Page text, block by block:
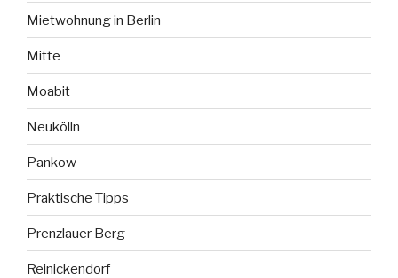
Mietwohnung in Berlin
Mitte
Moabit
Neukölln
Pankow
Praktische Tipps
Prenzlauer Berg
Reinickendorf